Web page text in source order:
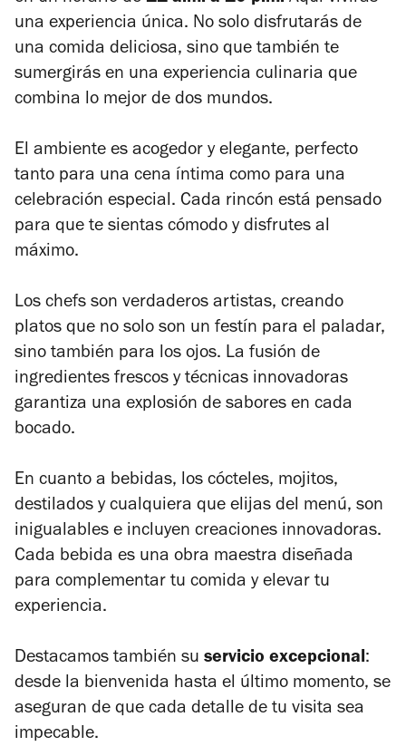
una experiencia única. No solo disfrutarás de
una comida deliciosa, sino que también te
sumergirás en una experiencia culinaria que
combina lo mejor de dos mundos.
El ambiente es acogedor y elegante, perfecto
tanto para una cena íntima como para una
celebración especial. Cada rincón está pensado
para que te sientas cómodo y disfrutes al
máximo.
Los chefs son verdaderos artistas, creando
platos que no solo son un festín para el paladar,
sino también para los ojos. La fusión de
ingredientes frescos y técnicas innovadoras
garantiza una explosión de sabores en cada
bocado.
En cuanto a bebidas, los cócteles, mojitos,
destilados y cualquiera que elijas del menú, son
inigualables e incluyen creaciones innovadoras.
Cada bebida es una obra maestra diseñada
para complementar tu comida y elevar tu
experiencia.
Destacamos también su servicio excepcional:
desde la bienvenida hasta el último momento, se
aseguran de que cada detalle de tu visita sea
impecable.